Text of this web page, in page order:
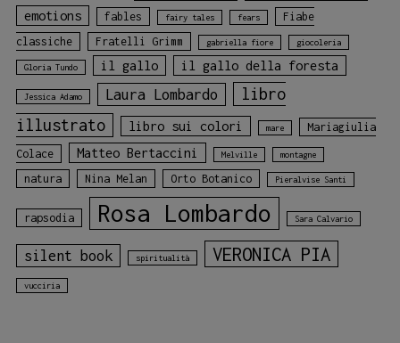
emotions
fables fairy tales fears
Fiabe
classiche
Fratelli Grimm gabriella fiore giocoleria
Gloria Tundo il gallo il gallo della foresta
Jessica Adamo Laura Lombardo
libro
illustrato
libro sui colori mare
Mariagiulia
Colace
Matteo Bertaccini Melville montagne
natura Nina Melan Orto Botanico Pieralvise Santi
rapsodia Rosa Lombardo Sara Calvario
silent book spiritualità VERONICA PIA
vucciria